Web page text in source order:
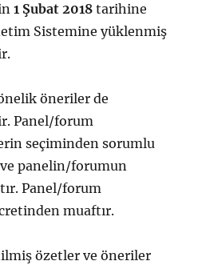
1 Şubat 2018 tarihine
Sistemine yüklenmiş
öneriler de
Panel/forum
seçiminden sorumlu
panelin/forumun
Panel/forum
muaftır.
özetler ve öneriler